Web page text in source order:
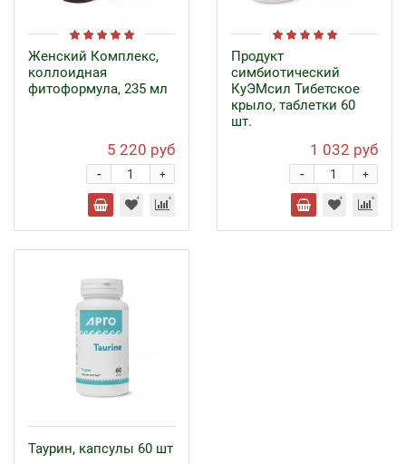
Женский Комплекс,
коллоидная
фитоформула, 235 мл
5 220 руб
+
-
Продукт
симбиотический
КуЭМсил Тибетское
крыло, таблетки 60
шт.
1 032 руб
+
-
Таурин, капсулы 60 шт